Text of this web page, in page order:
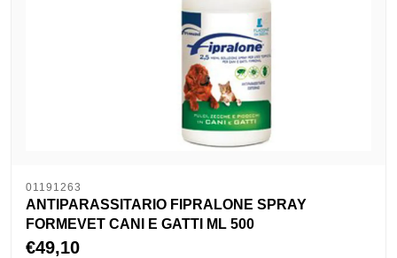
01191263
ANTIPARASSITARIO FIPRALONE SPRAY
FORMEVET CANI E GATTI ML 500
€49,10